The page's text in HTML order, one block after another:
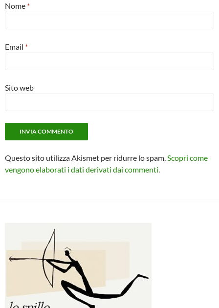
Nome *
Email *
Sito web
Questo sito utilizza Akismet per ridurre lo spam. Scopri come
vengono elaborati i dati derivati dai commenti